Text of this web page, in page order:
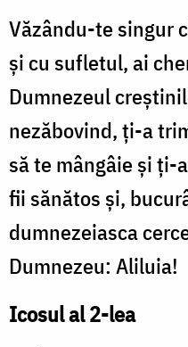
Văzându-te singur
şi cu sufletul, ai
Dumnezeul
nezăbovind, ţi-a
să te mângâie şi ţi-
fii sănătos şi,
dumnezeiasca
Dumnezeu: Aliluia!
Icosul al 2-lea